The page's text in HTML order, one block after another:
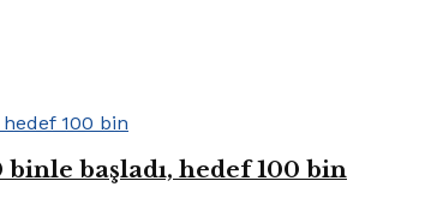
binle başladı, hedef 100 bin